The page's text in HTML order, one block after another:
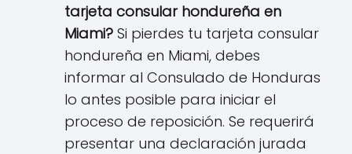
tarjeta consular hondureña en
Miami? Si pierdes tu tarjeta consular
hondureña en Miami, debes
informar al Consulado de Honduras
lo antes posible para iniciar el
proceso de reposición. Se requerirá
presentar una declaración jurada